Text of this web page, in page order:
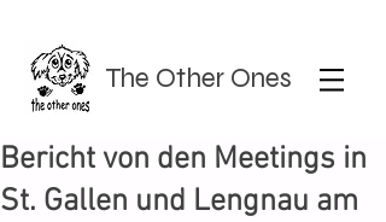
The Other Ones
Bericht von den Meetings in
St. Gallen und Lengnau am